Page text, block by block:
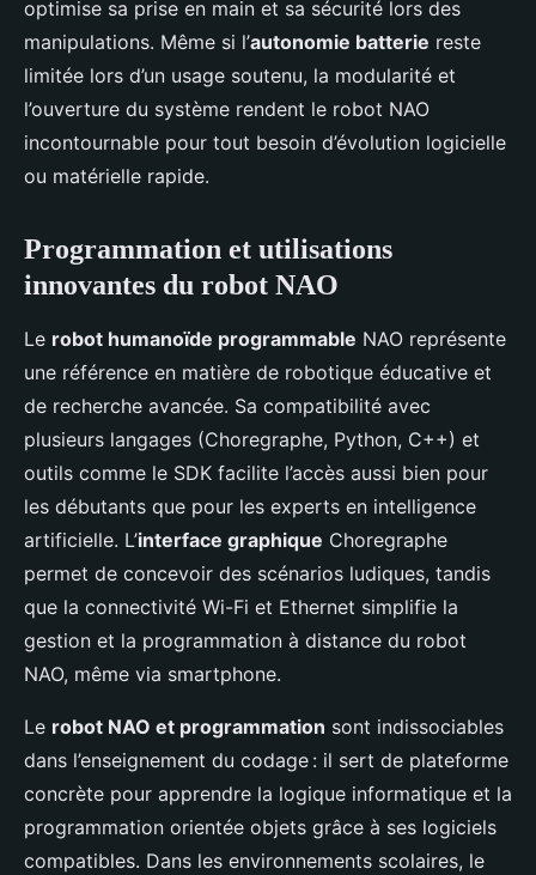
optimise sa prise en main et sa sécurité lors des
manipulations. Même si l’autonomie batterie reste
limitée lors d’un usage soutenu, la modularité et
l’ouverture du système rendent le robot NAO
incontournable pour tout besoin d’évolution logicielle
ou matérielle rapide.
Programmation et utilisations
innovantes du robot NAO
Le robot humanoïde programmable NAO représente
une référence en matière de robotique éducative et
de recherche avancée. Sa compatibilité avec
plusieurs langages (Choregraphe, Python, C++) et
outils comme le SDK facilite l’accès aussi bien pour
les débutants que pour les experts en intelligence
artificielle. L’interface graphique Choregraphe
permet de concevoir des scénarios ludiques, tandis
que la connectivité Wi-Fi et Ethernet simplifie la
gestion et la programmation à distance du robot
NAO, même via smartphone.
Le robot NAO et programmation sont indissociables
dans l’enseignement du codage : il sert de plateforme
concrète pour apprendre la logique informatique et la
programmation orientée objets grâce à ses logiciels
compatibles. Dans les environnements scolaires, le